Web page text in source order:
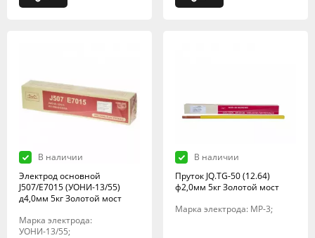
В наличии
Электрод основной
J507/E7015 (УОНИ-13/55)
д4,0мм 5кг Золотой мост
Марка электрода:
УОНИ-13/55;
В наличии
Пруток JQ.TG-50 (12.64)
ф2,0мм 5кг Золотой мост
Марка электрода: МР-3;